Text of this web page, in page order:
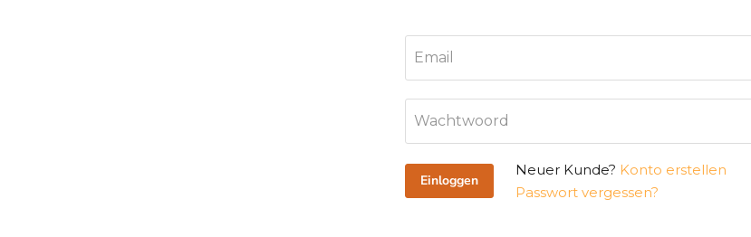
Email
Wachtwoord
Einloggen
Neuer Kunde? Konto erstellen
Passwort vergessen?